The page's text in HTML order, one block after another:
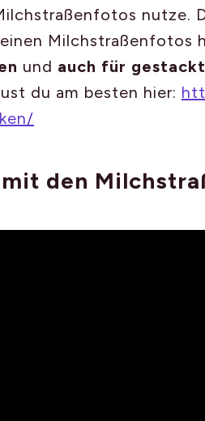
nutze.
Milchstraßenfotos
und auch für
du am besten hier:
den